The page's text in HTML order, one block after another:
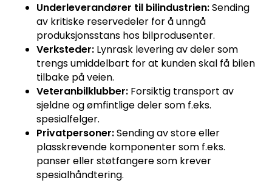
Underleverandører til bilindustrien:Sending
av kritiske reservedeler for å unngå
produksjonsstans hos bilprodusenter.
Verksteder: Lynrask levering av deler som
trengs umiddelbart for at kunden skal få bilen
tilbake på veien.
Veteranbilklubber: Forsiktig transport av
sjeldne og ømfintlige deler som f.eks.
spesialfelger.
Privatpersoner:Sending av store eller
plasskrevende komponenter som f.eks.
panser eller støtfangere som krever
spesialhåndtering.